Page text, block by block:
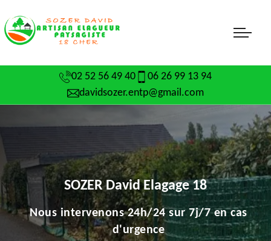
02 52 56 49 40
06 26 99 13 94
davidsozer.entp@gmail.com
SOZER David Elagage 18
Nous intervenons 24h/24 sur 7j/7 en cas
d'urgence